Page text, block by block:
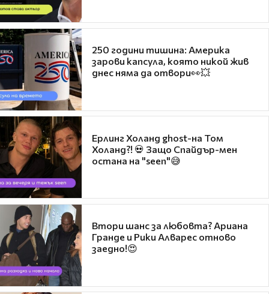
250 години тишина: Америка
зарови капсула, която никой жив
днес няма да отвори👀💥
Ерлинг Холанд ghost-на Том
Холанд?! 💀 Защо Спайдър-мен
остана на "seen"😅
Втори шанс за любовта? Ариана
Гранде и Рики Алварес отново
заедно!😍